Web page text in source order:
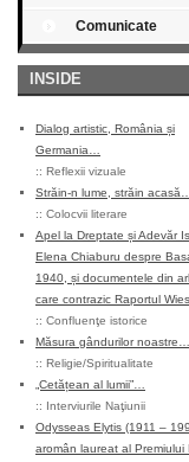
Comunicate
INSIDE
Dialog artistic, România și
Germania…
:: Reflexii vizuale
Străin-n lume, străin acasă…
:: Colocvii literare
Apel la Dreptate și Adevăr
Elena Chiaburu despre
1940, și documentele din
care contrazic Raportul
:: Confluenţe istorice
Măsura gândurilor noastre…
:: Religie/Spiritualitate
„Cetățean al lumii”…
:: Interviurile Naţiunii
Odysseas Elytis (1911 –
aromân laureat al Premiului